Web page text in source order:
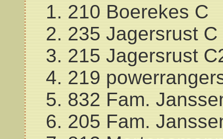
210 Boerekes C
235 Jagersrust C
215 Jagersrust
219
832 Fam.
205 Fam.